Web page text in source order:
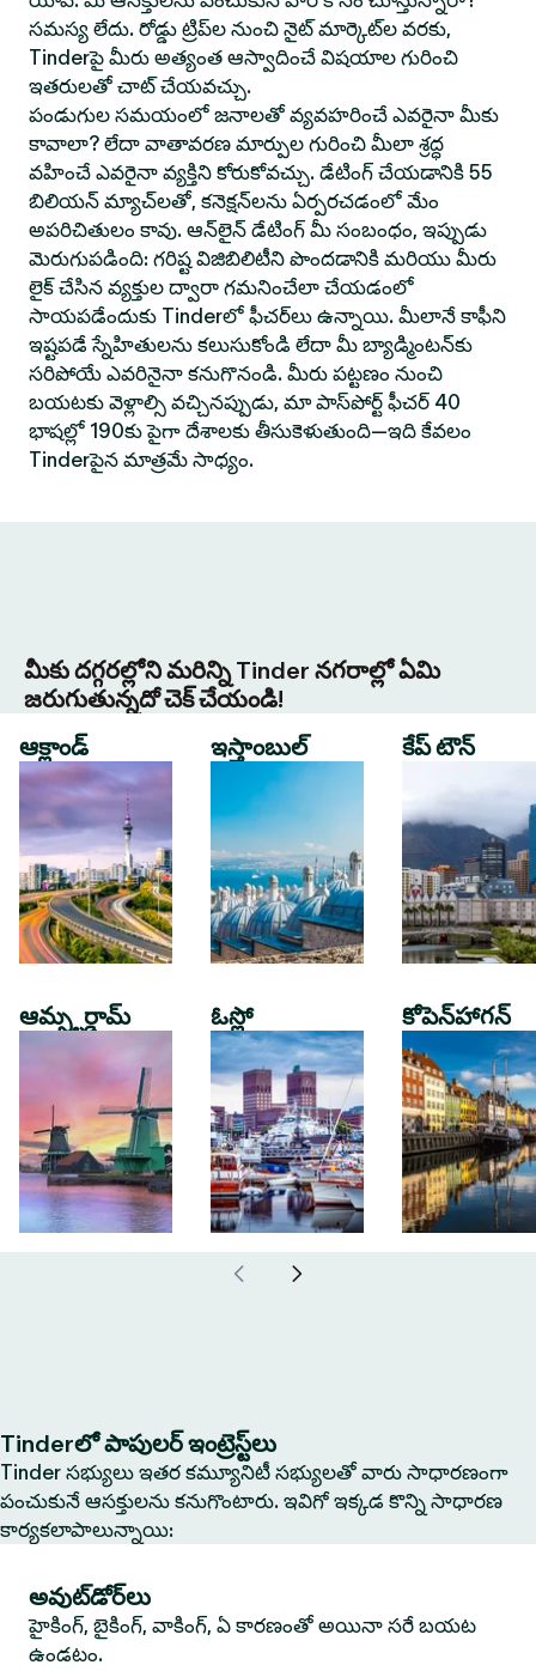
సమస్య లేదు. రోడ్డు ట్రిప్‌ల నుంచి నైట్ మార్కెట్‌ల వరకు,
Tinderపై మీరు అత్యంత ఆస్వాదించే విషయాల గురించి
ఇతరులతో చాట్ చేయవచ్చు.
పండుగుల సమయంలో జనాలతో వ్యవహరించే ఎవరైనా మీకు
కావాలా? లేదా వాతావరణ మార్పుల గురించి మీలా శ్రద్ధ
వహించే ఎవరైనా వ్యక్తిని కోరుకోవచ్చు. డేటింగ్ చేయడానికి 55
బిలియన్ మ్యాచ్‌లతో, కనెక్షన్‌లను ఏర్పరచడంలో మేం
అపరిచితులం కావు. ఆన్‌లైన్ డేటింగ్ మీ సంబంధం, ఇప్పుడు
మెరుగుపడింది: గరిష్ట విజిబిలిటీని పొందడానికి మరియు మీరు
లైక్ చేసిన వ్యక్తుల ద్వారా గమనించేలా చేయడంలో
సాయపడేందుకు Tinderలో ఫీచర్‌లు ఉన్నాయి. మీలానే కాఫీని
ఇష్టపడే స్నేహితులను కలుసుకోండి లేదా మీ బ్యాడ్మింటన్‌కు
సరిపోయే ఎవరినైనా కనుగొనండి. మీరు పట్టణం నుంచి
బయటకు వెళ్లాల్సి వచ్చినప్పుడు, మా పాస్‌పోర్ట్ ఫీచర్ 40
భాషల్లో 190కు పైగా దేశాలకు తీసుకెళుతుంది—ఇది కేవలం
Tinderపైన మాత్రమే సాధ్యం.
మీకు దగ్గరల్లోని మరిన్ని Tinder నగరాల్లో ఏమి
జరుగుతున్నదో చెక్ చేయండి!
ఆక్లాండ్
ఆమ్స్టర్డామ్
ఇస్తాంబుల్
ఓస్లో
కేప్ టౌన్
కోపెన్‌హాగన్
Tinderలో పాపులర్ ఇంట్రెస్ట్‌లు
Tinder సభ్యులు ఇతర కమ్యూనిటీ సభ్యులతో వారు సాధారణంగా
పంచుకునే ఆసక్తులను కనుగొంటారు. ఇవిగో ఇక్కడ కొన్ని సాధారణ
కార్యకలాపాలున్నాయి:
అవుట్‌డోర్‌లు
హైకింగ్, బైకింగ్, వాకింగ్, ఏ కారణంతో అయినా సరే బయట
ఉండటం.